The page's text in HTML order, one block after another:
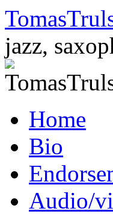
jazz,
to
contentHome
Bio
Audio/